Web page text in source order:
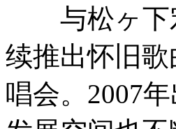
与松ヶ下宏
续推出怀旧
唱会。2007